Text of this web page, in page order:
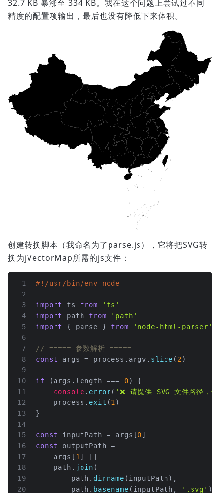
32.7 KB 暴涨至 334 KB。我在这个问题上尝试过不同
精度的配置项输出，最后也没有降低下来体积。
创建转换脚本（我命名为了parse.js），它将把SVG转
换为jVectorMap所需的js文件：
1
2
3
4
5
6
7
8
9
10
11
12
13
14
15
16
17
18
19
20
#!/usr/bin/env node
import fs from
'fs'
import
path from
'path'
import
{ parse } from 'node-html-parser'
// ===== 参数解析 =====
const
args = process. argv . slice ( 2)
if (args. length === 0) {
console . error ( '❌ 请提供 SVG 文件路径
    process.
exit ( 1)
}
const inputPath = args[ 0]
const
outputPath =
    args[
1] ||
    path.
join (
        path.
dirname (inputPath),
        path.
basename (inputPath, '.svg' )